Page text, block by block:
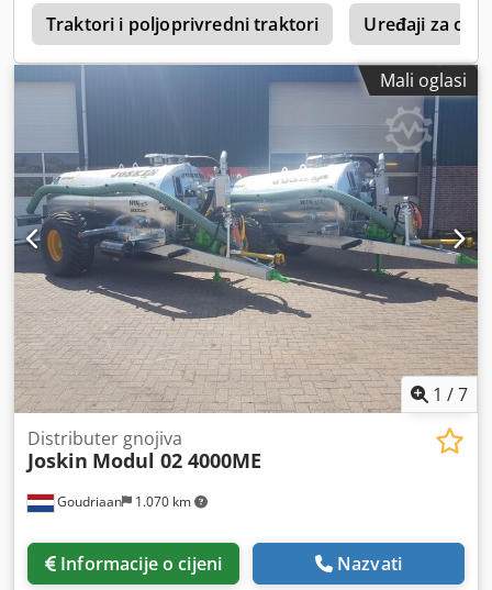
Traktori i poljoprivredni traktori Uređaji za
Mali oglasi
1 /7
Goudriaan 1.070 km
Distributer gnojiva
Joskin Modul 02 4000ME
Informacije o cijeni Nazvati